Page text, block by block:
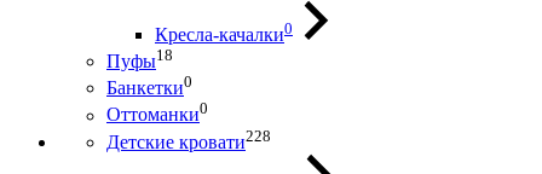
Кресла-качалки0
Пуфы18
Банкетки0
Оттоманки0
Детские кровати228